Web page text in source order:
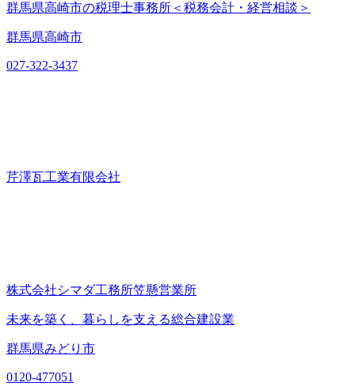
群馬県高崎市の税理士事務所＜税務会計・経営相談＞
群馬県高崎市
027-322-3437
芹澤瓦工業有限会社
株式会社シマダ工務所笠懸営業所
未来を築く、暮らしを支える総合建設業
群馬県みどり市
0120-477051